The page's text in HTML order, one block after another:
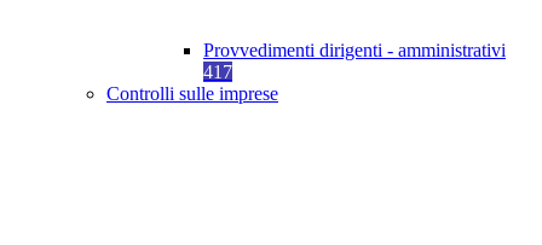
Provvedimenti dirigenti - amministrativi
417
Controlli sulle imprese